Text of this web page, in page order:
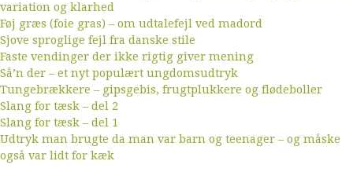
variation og klarhed
Føj græs (foie gras) – om udtalefejl ved madord
Sjove sproglige fejl fra danske stile
Faste vendinger der ikke rigtig giver mening
Så’n der – et nyt populært ungdomsudtryk
Tungebrækkere – gipsgebis, frugtplukkere og flødeboller
Slang for tæsk – del 2
Slang for tæsk – del 1
Udtryk man brugte da man var barn og teenager – og måske
også var lidt for kæk